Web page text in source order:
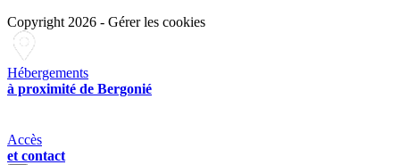
Copyright 2026 - Gérer les cookies
Hébergements
à proximité de Bergonié
Accès
et contact